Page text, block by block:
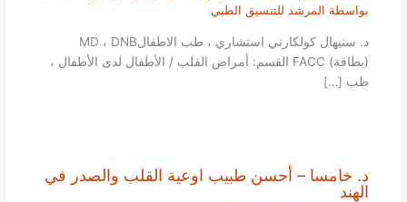
بواسطة المرشد للتنسيق الطبي
د. سنيهال كولكارني استشاري ، طب الاطفالMD ، DNB
(بطاقة) FACC القسم: أمراض القلب / الأطفال لدى الأطفال ،
طب […]
د. خامسا – أحسن طبيب اوعية القلب والصدر في
الهند